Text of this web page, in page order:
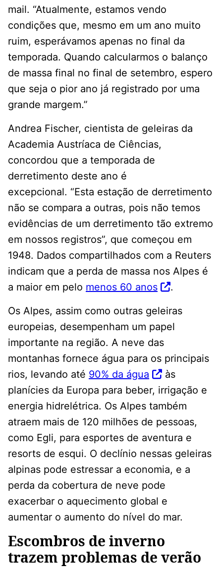
mail. “Atualmente, estamos vendo
condições que, mesmo em um ano muito
ruim, esperávamos apenas no final da
temporada. Quando calcularmos o balanço
de massa final no final de setembro, espero
que seja o pior ano já registrado por uma
grande margem.”
Andrea Fischer, cientista de geleiras da
Academia Austríaca de Ciências,
concordou que a temporada de
derretimento deste ano é
excepcional. “Esta estação de derretimento
não se compara a outras, pois não temos
evidências de um derretimento tão extremo
em nossos registros”, que começou em
1948. Dados compartilhados com a Reuters
indicam que a perda de massa nos Alpes é
a maior em pelo menos 60 anos
.
Os Alpes, assim como outras geleiras
europeias, desempenham um papel
importante na região. A neve das
montanhas fornece água para os principais
rios, levando até 90% da água
às
planícies da Europa para beber, irrigação e
energia hidrelétrica. Os Alpes também
atraem mais de 120 milhões de pessoas,
como Egli, para esportes de aventura e
resorts de esqui. O declínio nessas geleiras
alpinas pode estressar a economia, e a
perda da cobertura de neve pode
exacerbar o aquecimento global e
aumentar o aumento do nível do mar.
Escombros de inverno
trazem problemas de verão